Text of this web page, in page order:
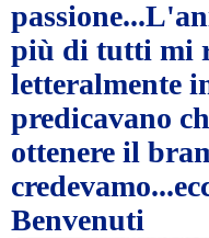
più di tutti mi
letteralmente
predicavano
ottenere il
Benvenuti